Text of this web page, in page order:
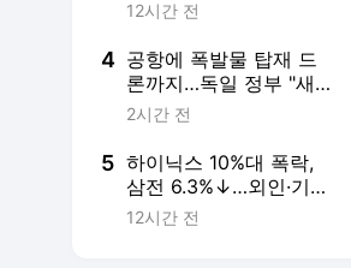
12시간 전
4 공항에 폭발물 탑재 드
론까지…독일 정부 "새
로운 차원 위협"(종합)
2시간 전
5 하이닉스 10%대 폭락,
삼전 6.3%↓…외인·기관
팔았다(종합)
12시간 전